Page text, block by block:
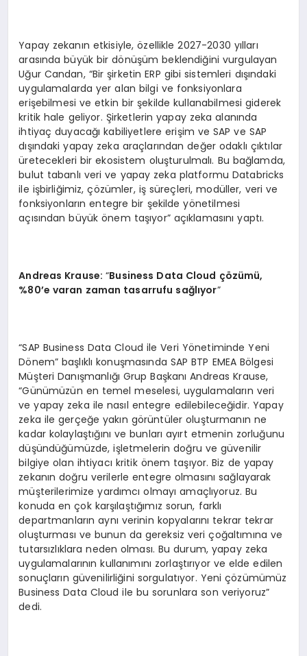
Yapay zekanın etkisiyle, özellikle 2027-2030 yılları
arasında büyük bir dönüşüm beklendiğini vurgulayan
Uğur Candan, “Bir şirketin ERP gibi sistemleri dışındaki
uygulamalarda yer alan bilgi ve fonksiyonlara
erişebilmesi ve etkin bir şekilde kullanabilmesi giderek
kritik hale geliyor. Şirketlerin yapay zeka alanında
ihtiyaç duyacağı kabiliyetlere erişim ve SAP ve SAP
dışındaki yapay zeka araçlarından değer odaklı çıktılar
üretecekleri bir ekosistem oluşturulmalı. Bu bağlamda,
bulut tabanlı veri ve yapay zeka platformu Databricks
ile işbirliğimiz, çözümler, iş süreçleri, modüller, veri ve
fonksiyonların entegre bir şekilde yönetilmesi
açısından büyük önem taşıyor” açıklamasını yaptı.
Andreas Krause:“Business Data Cloud çözümü,
%80’e varan zaman tasarrufu sağlıyor”
“SAP Business Data Cloud ile Veri Yönetiminde Yeni
Dönem” başlıklı konuşmasında SAP BTP EMEA Bölgesi
Müşteri Danışmanlığı Grup Başkanı Andreas Krause,
“Günümüzün en temel meselesi, uygulamaların veri
ve yapay zeka ile nasıl entegre edilebileceğidir. Yapay
zeka ile gerçeğe yakın görüntüler oluşturmanın ne
kadar kolaylaştığını ve bunları ayırt etmenin zorluğunu
düşündüğümüzde, işletmelerin doğru ve güvenilir
bilgiye olan ihtiyacı kritik önem taşıyor. Biz de yapay
zekanın doğru verilerle entegre olmasını sağlayarak
müşterilerimize yardımcı olmayı amaçlıyoruz. Bu
konuda en çok karşılaştığımız sorun, farklı
departmanların aynı verinin kopyalarını tekrar tekrar
oluşturması ve bunun da gereksiz veri çoğaltımına ve
tutarsızlıklara neden olması. Bu durum, yapay zeka
uygulamalarının kullanımını zorlaştırıyor ve elde edilen
sonuçların güvenilirliğini sorgulatıyor. Yeni çözümümüz
Business Data Cloud ile bu sorunlara son veriyoruz”
dedi.